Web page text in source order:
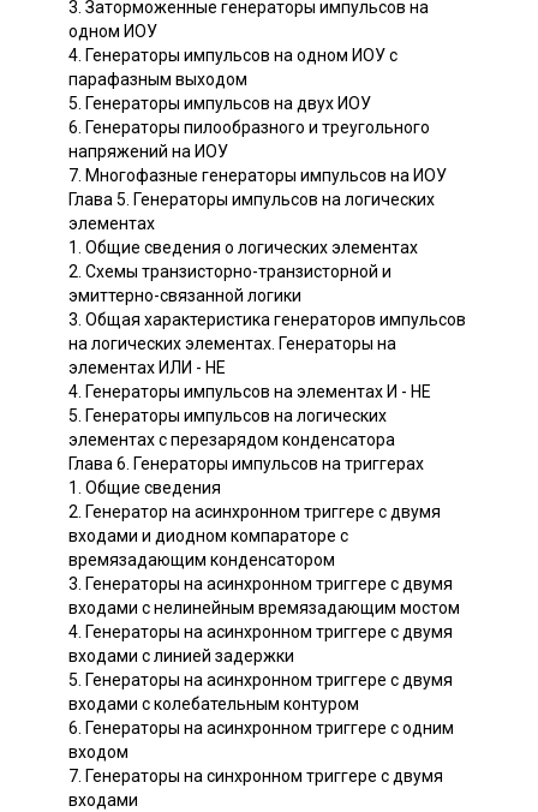
3. Заторможенные генераторы импульсов на
одном ИОУ
4. Генераторы импульсов на одном ИОУ с
парафазным выходом
5. Генераторы импульсов на двух ИОУ
6. Генераторы пилообразного и треугольного
напряжений на ИОУ
7. Многофазные генераторы импульсов на ИОУ
Глава 5. Генераторы импульсов на логических
элементах
1. Общие сведения о логических элементах
2. Схемы транзисторно-транзисторной и
эмиттерно-связанной логики
3. Общая характеристика генераторов импульсов
на логических элементах. Генераторы на
элементах ИЛИ - НЕ
4. Генераторы импульсов на элементах И - НЕ
5. Генераторы импульсов на логических
элементах с перезарядом конденсатора
Глава 6. Генераторы импульсов на триггерах
1. Общие сведения
2. Генератор на асинхронном триггере с двумя
входами и диодном компараторе с
времязадающим конденсатором
3. Генераторы на асинхронном триггере с двумя
входами с нелинейным времязадающим мостом
4. Генераторы на асинхронном триггере с двумя
входами с линией задержки
5. Генераторы на асинхронном триггере с двумя
входами с колебательным контуром
6. Генераторы на асинхронном триггере с одним
входом
7. Генераторы на синхронном триггере с двумя
входами